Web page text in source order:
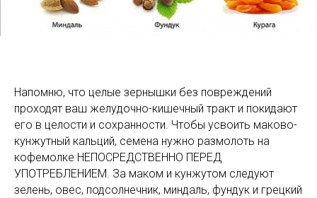
Напомню, что целые зернышки без повреждений
проходят ваш желудочно-кишечный тракт и покидают
его в целости и сохранности. Чтобы усвоить маково-
кунжутный кальций, семена нужно размолоть на
кофемолке НЕПОСРЕДСТВЕННО ПЕРЕД
УПОТРЕБЛЕНИЕМ. За маком и кунжутом следуют
зелень, овес, подсолнечник, миндаль, фундук и грецкий